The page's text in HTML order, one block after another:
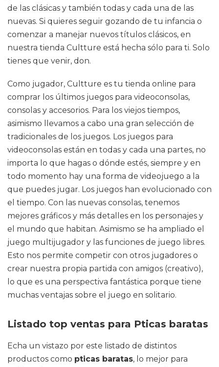
de las clásicas y también todas y cada una de las
nuevas. Si quieres seguir gozando de tu infancia o
comenzar a manejar nuevos títulos clásicos, en
nuestra tienda Cultture está hecha sólo para ti. Solo
tienes que venir, don.
Como jugador, Cultture es tu tienda online para
comprar los últimos juegos para videoconsolas,
consolas y accesorios. Para los viejos tiempos,
asimismo llevamos a cabo una gran selección de
tradicionales de los juegos. Los juegos para
videoconsolas están en todas y cada una partes, no
importa lo que hagas o dónde estés, siempre y en
todo momento hay una forma de videojuego a la
que puedes jugar. Los juegos han evolucionado con
el tiempo. Con las nuevas consolas, tenemos
mejores gráficos y más detalles en los personajes y
el mundo que habitan. Asimismo se ha ampliado el
juego multijugador y las funciones de juego libres.
Esto nos permite competir con otros jugadores o
crear nuestra propia partida con amigos (creativo),
lo que es una perspectiva fantástica porque tiene
muchas ventajas sobre el juego en solitario.
Listado top ventas para Pticas baratas
Echa un vistazo por este listado de distintos
productos como pticas baratas, lo mejor para